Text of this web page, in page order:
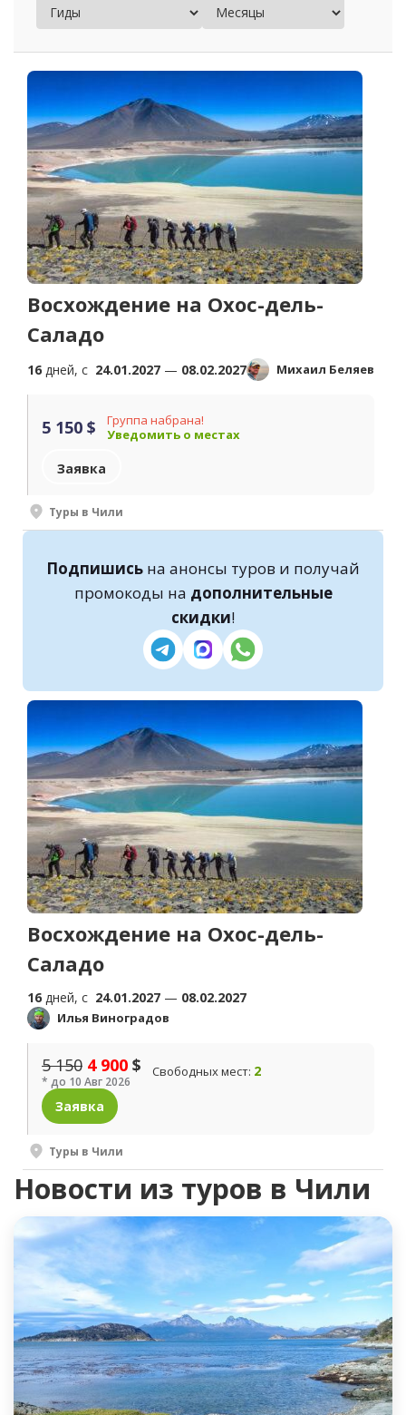
Восхождение на Охос-дель-
Саладо
16 дней, c 24.01.2027 — 08.02.2027 Михаил Беляев
5 150 $
Группа набрана!
Уведомить о местах
Заявка
Туры в Чили
Подпишись на анонсы туров и получай
промокоды на дополнительные
скидки!
Восхождение на Охос-дель-
Саладо
16 дней, c 24.01.2027 — 08.02.2027
Илья Виноградов
5 150 4 900 $
* до 10 Авг 2026
Свободных мест: 2
Заявка
Туры в Чили
Новости из туров в Чили